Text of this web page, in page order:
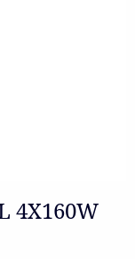
4X160W